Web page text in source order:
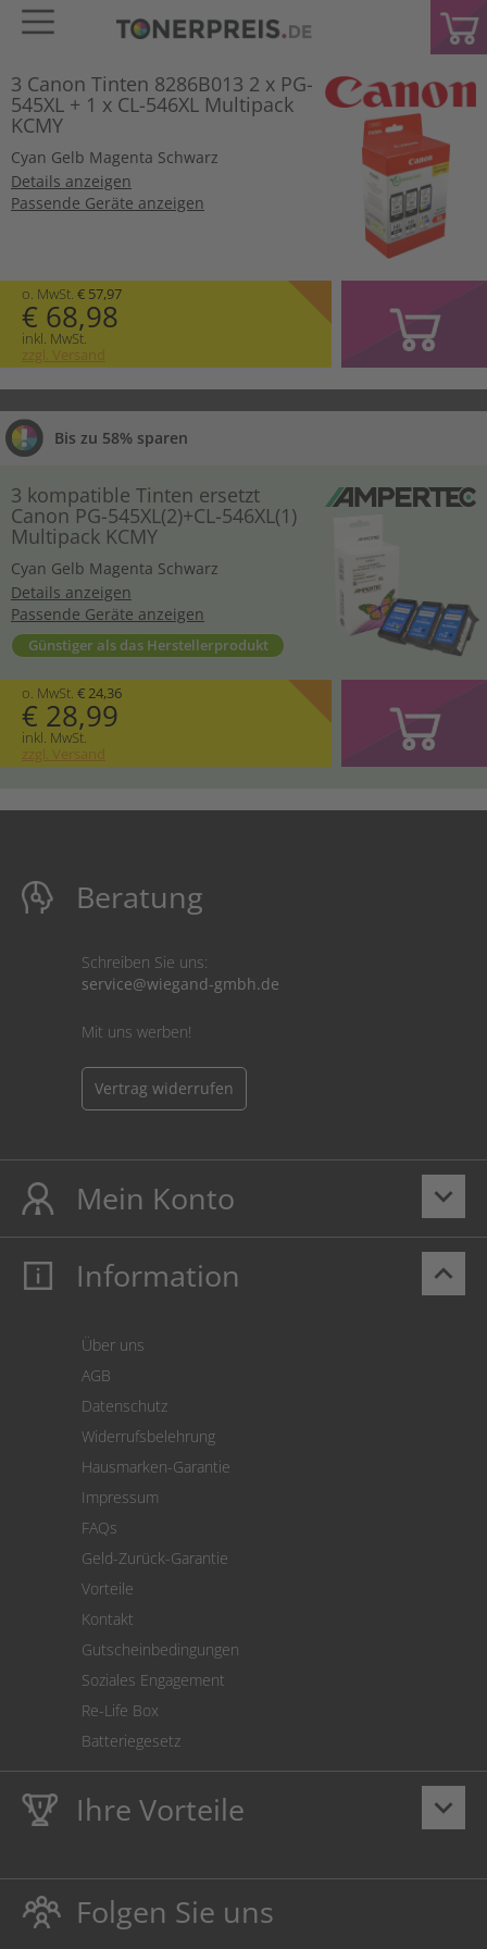
3 Canon Tinten 8286B013 2 x PG-
545XL + 1 x CL-546XL Multipack
KCMY
Cyan Gelb Magenta Schwarz
Details anzeigen
Passende Geräte anzeigen
o. MwSt. € 57,97
€ 68,98
inkl. MwSt.
zzgl. Versand
Bis zu 58% sparen
3 kompatible Tinten ersetzt
Canon PG-545XL(2)+CL-546XL(1)
Multipack KCMY
Cyan Gelb Magenta Schwarz
Details anzeigen
Passende Geräte anzeigen
Günstiger als das Herstellerprodukt
o. MwSt. € 24,36
€ 28,99
inkl. MwSt.
zzgl. Versand
Beratung
Schreiben Sie uns:
service@wiegand-gmbh.de
Mit uns werben!
Vertrag widerrufen
keyboard_arrow_down
Mein Konto
Mein Konto
Cookie Einstellungen
keyboard_arrow_up
Information
Über uns
AGB
Datenschutz
Widerrufsbelehrung
Hausmarken-Garantie
Impressum
FAQs
Geld-Zurück-Garantie
Vorteile
Kontakt
Gutscheinbedingungen
Soziales Engagement
Re-Life Box
Batteriegesetz
keyboard_arrow_down
Ihre Vorteile
LebenslangeHausmarke Garantieauf Toner und Tinte
schützt auch Ihren Drucker.
Umweltfreundlich dadurch Abfallvermeidung.
Folgen Sie uns